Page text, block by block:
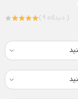
( 9 دیدگاه )